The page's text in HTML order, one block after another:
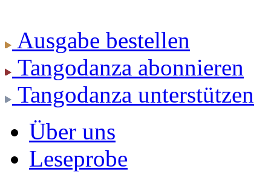
Ausgabe bestellen
Tangodanza abonnieren
Tangodanza unterstützen
Über uns
Leseprobe